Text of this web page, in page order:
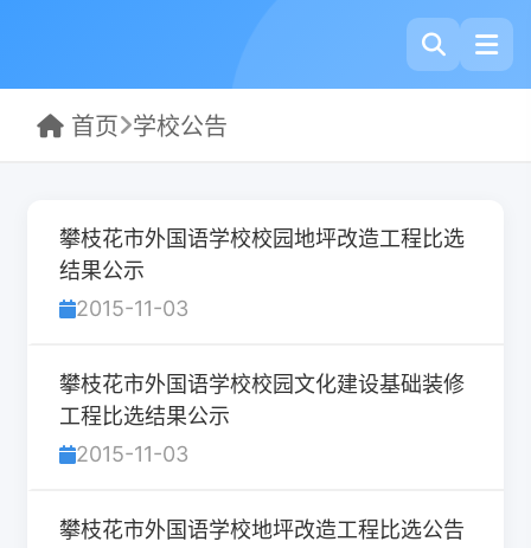
首页 学校公告
攀枝花市外国语学校校园地坪改造工程比选
结果公示
2015-11-03
攀枝花市外国语学校校园文化建设基础装修
工程比选结果公示
2015-11-03
攀枝花市外国语学校地坪改造工程比选公告